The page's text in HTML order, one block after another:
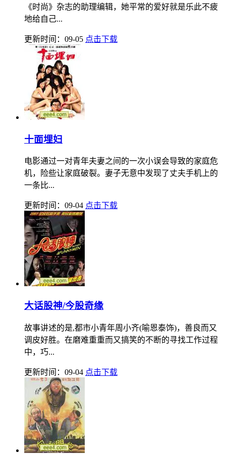
《时尚》杂志的助理编辑，她平常的爱好就是乐此不疲
地给自己...
更新时间：09-05 点击下载
十面埋妇
电影通过一对青年夫妻之间的一次小误会导致的家庭危
机，险些让家庭破裂。妻子无意中发现了丈夫手机上的
一条比...
更新时间：09-04 点击下载
大话股神/今股奇缘
故事讲述的是,都市小青年周小齐(喻恩泰饰)，善良而又
调皮好胜。在磨难重重而又搞笑的不断的寻找工作过程
中，巧...
更新时间：09-04 点击下载